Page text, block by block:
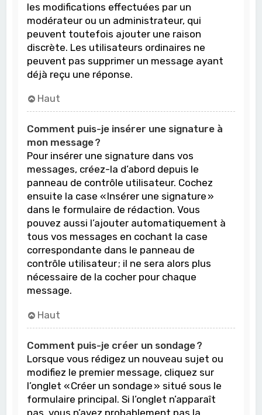
les modifications effectuées par un
modérateur ou un administrateur, qui
peuvent toutefois ajouter une raison
discrète. Les utilisateurs ordinaires ne
peuvent pas supprimer un message ayant
déjà reçu une réponse.
Haut
Comment puis-je insérer une signature à
mon message ?
Pour insérer une signature dans vos
messages, créez-la d’abord depuis le
panneau de contrôle utilisateur. Cochez
ensuite la case « Insérer une signature »
dans le formulaire de rédaction. Vous
pouvez aussi l’ajouter automatiquement à
tous vos messages en cochant la case
correspondante dans le panneau de
contrôle utilisateur ; il ne sera alors plus
nécessaire de la cocher pour chaque
message.
Haut
Comment puis-je créer un sondage ?
Lorsque vous rédigez un nouveau sujet ou
modifiez le premier message, cliquez sur
l’onglet « Créer un sondage » situé sous le
formulaire principal. Si l’onglet n’apparaît
pas, vous n’avez probablement pas la